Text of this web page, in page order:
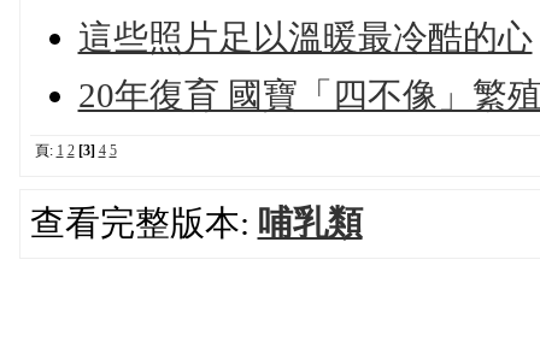
這些照片足以溫暖最冷酷的心
20年復育 國寶「四不像」繁
頁: 1 2 [3] 4 5
查看完整版本: 哺乳類